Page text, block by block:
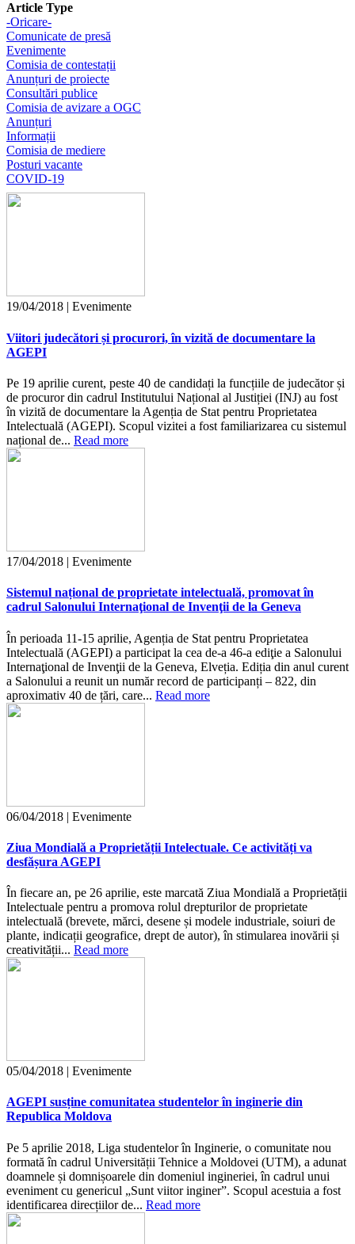
Article Type
-Oricare-
Comunicate de presă
Evenimente
Comisia de contestații
Anunțuri de proiecte
Consultări publice
Comisia de avizare a OGC
Anunțuri
Informații
Comisia de mediere
Posturi vacante
COVID-19
19/04/2018 | Evenimente
Viitori judecători și procurori, în vizită de documentare la
AGEPI
Pe 19 aprilie curent, peste 40 de candidați la funcțiile de judecător și
de procuror din cadrul Institutului Național al Justiției (INJ) au fost
în vizită de documentare la Agenția de Stat pentru Proprietatea
Intelectuală (AGEPI). Scopul vizitei a fost familiarizarea cu sistemul
național de... Read more
17/04/2018 | Evenimente
Sistemul național de proprietate intelectuală, promovat în
cadrul Salonului Internaţional de Invenţii de la Geneva
În perioada 11-15 aprilie, Agenția de Stat pentru Proprietatea
Intelectuală (AGEPI) a participat la cea de-a 46-a ediţie a Salonului
Internaţional de Invenţii de la Geneva, Elveția. Ediția din anul curent
a Salonului a reunit un număr record de participanți – 822, din
aproximativ 40 de țări, care... Read more
06/04/2018 | Evenimente
Ziua Mondială a Proprietății Intelectuale. Ce activități va
desfășura AGEPI
În fiecare an, pe 26 aprilie, este marcată Ziua Mondială a Proprietății
Intelectuale pentru a promova rolul drepturilor de proprietate
intelectuală (brevete, mărci, desene și modele industriale, soiuri de
plante, indicații geografice, drept de autor), în stimularea inovării și
creativității... Read more
05/04/2018 | Evenimente
AGEPI susține comunitatea studentelor în inginerie din
Republica Moldova
Pe 5 aprilie 2018, Liga studentelor în Inginerie, o comunitate nou
formată în cadrul Universității Tehnice a Moldovei (UTM), a adunat
doamnele și domnișoarele din domeniul ingineriei, în cadrul unui
eveniment cu genericul „Sunt viitor inginer”. Scopul acestuia a fost
identificarea direcțiilor de... Read more